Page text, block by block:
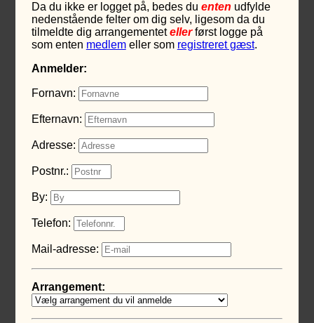
Da du ikke er logget på, bedes du enten udfylde
nedenstående felter om dig selv, ligesom da du
tilmeldte dig arrangementetellerførst logge på
som enten medlemeller som registreret gæst.
Anmelder:
Fornavn:
Efternavn:
Adresse:
Postnr.:
By:
Telefon:
Mail-adresse:
Arrangement: